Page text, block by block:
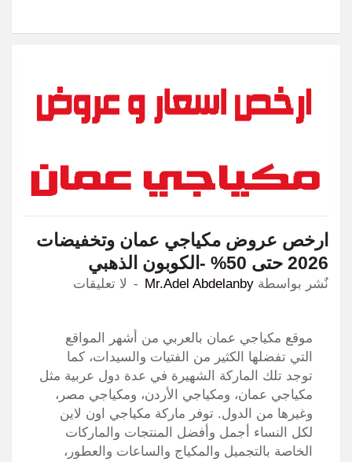
ارخص عروض مكياجي عمان وتخفيضات
2026 حتى 50% -الكوبون الذهبي
نٌشر بواسطة Mr.Adel Abdelanby لا تعليقات
موقع مكياجي عمان بالعربي من أشهر المواقع
التي تفضلها الكثير من الفتيات والسيدات، كما
توجد تلك الماركة الشهيرة في عدة دول عربية مثل
مكياجي عمان، ومكياجي الأردن، ومكياجي مصر،
وغيرها من الدول. توفر ماركة مكياجي اون لاين
لكل النساء أجمل وأفضل المنتجات والماركات
الخاصة بالتجميل والمكياج والساعات والعطور،